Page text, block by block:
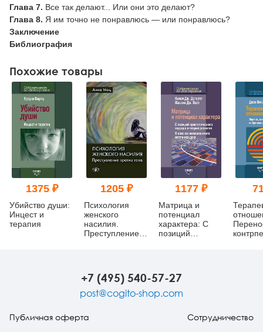
Глава 7. Все так делают... Или они это делают?
Глава 8. Я им точно не понравлюсь — или понравлюсь?
Заключение
Библиография
Похожие товары
1375 ₽
Убийство души:
Инцест и
терапия
1205 ₽
Психология
женского
насилия.
Преступление
1177 ₽
Матрица и
потенциал
характера: С
позиций
поисках
неиссякаемого
источника духа
+7 (495) 540-57-27
post@cogito-shop.com
Публичная оферта Сотрудничество